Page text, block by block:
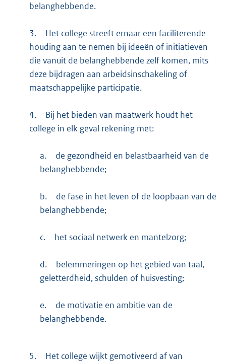
belanghebbende.
3.
Het college streeft ernaar een faciliterende
houding aan te nemen bij ideeën of initiatieven
die vanuit de belanghebbende zelf komen, mits
deze bijdragen aan arbeidsinschakeling of
maatschappelijke participatie.
4.
Bij het bieden van maatwerk houdt het
college in elk geval rekening met:
a.
de gezondheid en belastbaarheid van de
belanghebbende;
b.
de fase in het leven of de loopbaan van de
belanghebbende;
c. het sociaal netwerk en mantelzorg;
d.
belemmeringen op het gebied van taal,
geletterdheid, schulden of huisvesting;
e.
de motivatie en ambitie van de
belanghebbende.
5.
Het college wijkt gemotiveerd af van